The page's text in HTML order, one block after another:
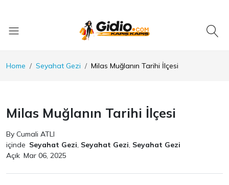
Home Seyahat Gezi Milas Muğlanın Tarihi İlçesi
Milas Muğlanın Tarihi İlçesi
By Cumali ATLI
içinde Seyahat Gezi, Seyahat Gezi, Seyahat Gezi
Açık Mar 06, 2025